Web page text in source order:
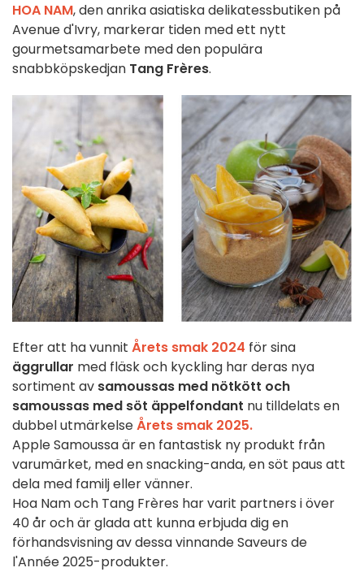
HOA NAM, den anrika asiatiska delikatessbutiken på
Avenue d'Ivry, markerar tiden med ett nytt
gourmetsamarbete med den populära
snabbköpskedjan Tang Frères.
Efter att ha vunnit Årets smak 2024 för sina
äggrullar med fläsk och kyckling har deras nya
sortiment av samoussas med nötkött och
samoussas med söt äppelfondant nu tilldelats en
dubbel utmärkelseÅrets smak 2025.
Apple Samoussa är en fantastisk ny produkt från
varumärket, med en snacking-anda, en söt paus att
dela med familj eller vänner.
Hoa Nam och Tang Frères har varit partners i över
40 år och är glada att kunna erbjuda dig en
förhandsvisning av dessa vinnande Saveurs de
l'Année 2025-produkter.